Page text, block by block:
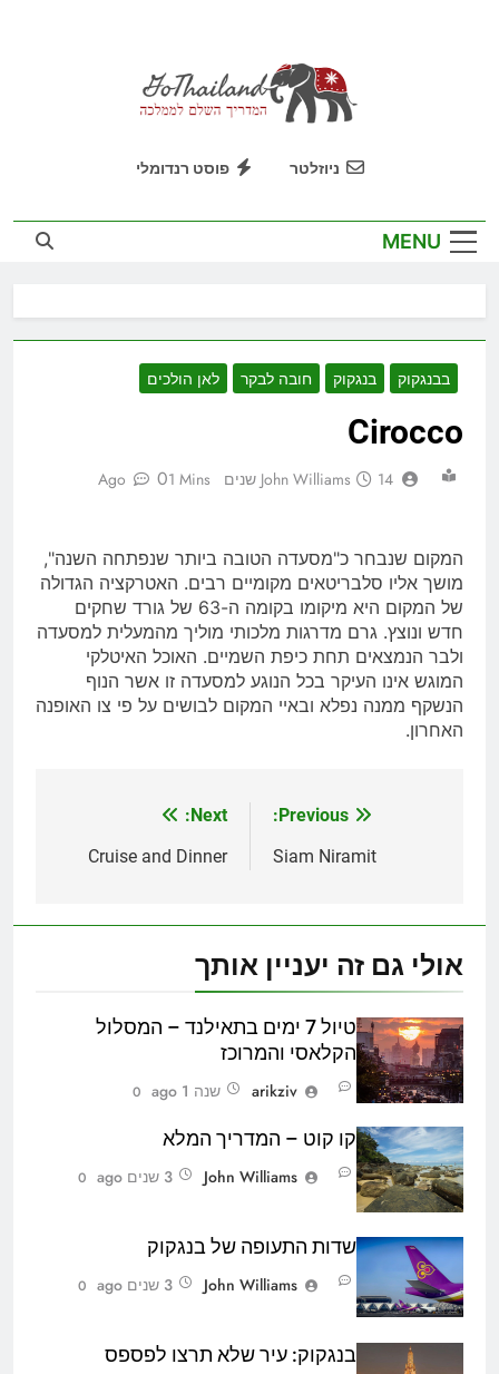
GoThailand
המדריך השלם לממלכה
ניוזלטר פוסט רנדומלי
MENU
בבנגקוק בנגקוק חובה לבקר לאן הולכים
Cirocco
John Williams 14 שנים Ago 01 Mins
המקום שנבחר כ"מסעדה הטובה ביותר שנפתחה השנה",
מושך אליו סלבריטאים מקומיים רבים. האטרקציה הגדולה
של המקום היא מיקומו בקומה ה-63 של גורד שחקים
חדש ונוצץ. גרם מדרגות מלכותי מוליך מהמעלית למסעדה
ולבר הנמצאים תחת כיפת השמיים. האוכל האיטלקי
המוגש אינו העיקר בכל הנוגע למסעדה זו אשר הנוף
הנשקף ממנה נפלא ובאיי המקום לבושים על פי צו האופנה
האחרון.
Previous:
Siam Niramit
Next:
Cruise and Dinner
אולי גם זה יעניין אותך
טיול 7 ימים בתאילנד – המסלול
הקלאסי והמרוכז
arikziv
שנה 1 ago 0
קו קוט – המדריך המלא
John Williams
3 שנים ago 0
שדות התעופה של בנגקוק
John Williams
3 שנים ago 0
בנגקוק: עיר שלא תרצו לפספס